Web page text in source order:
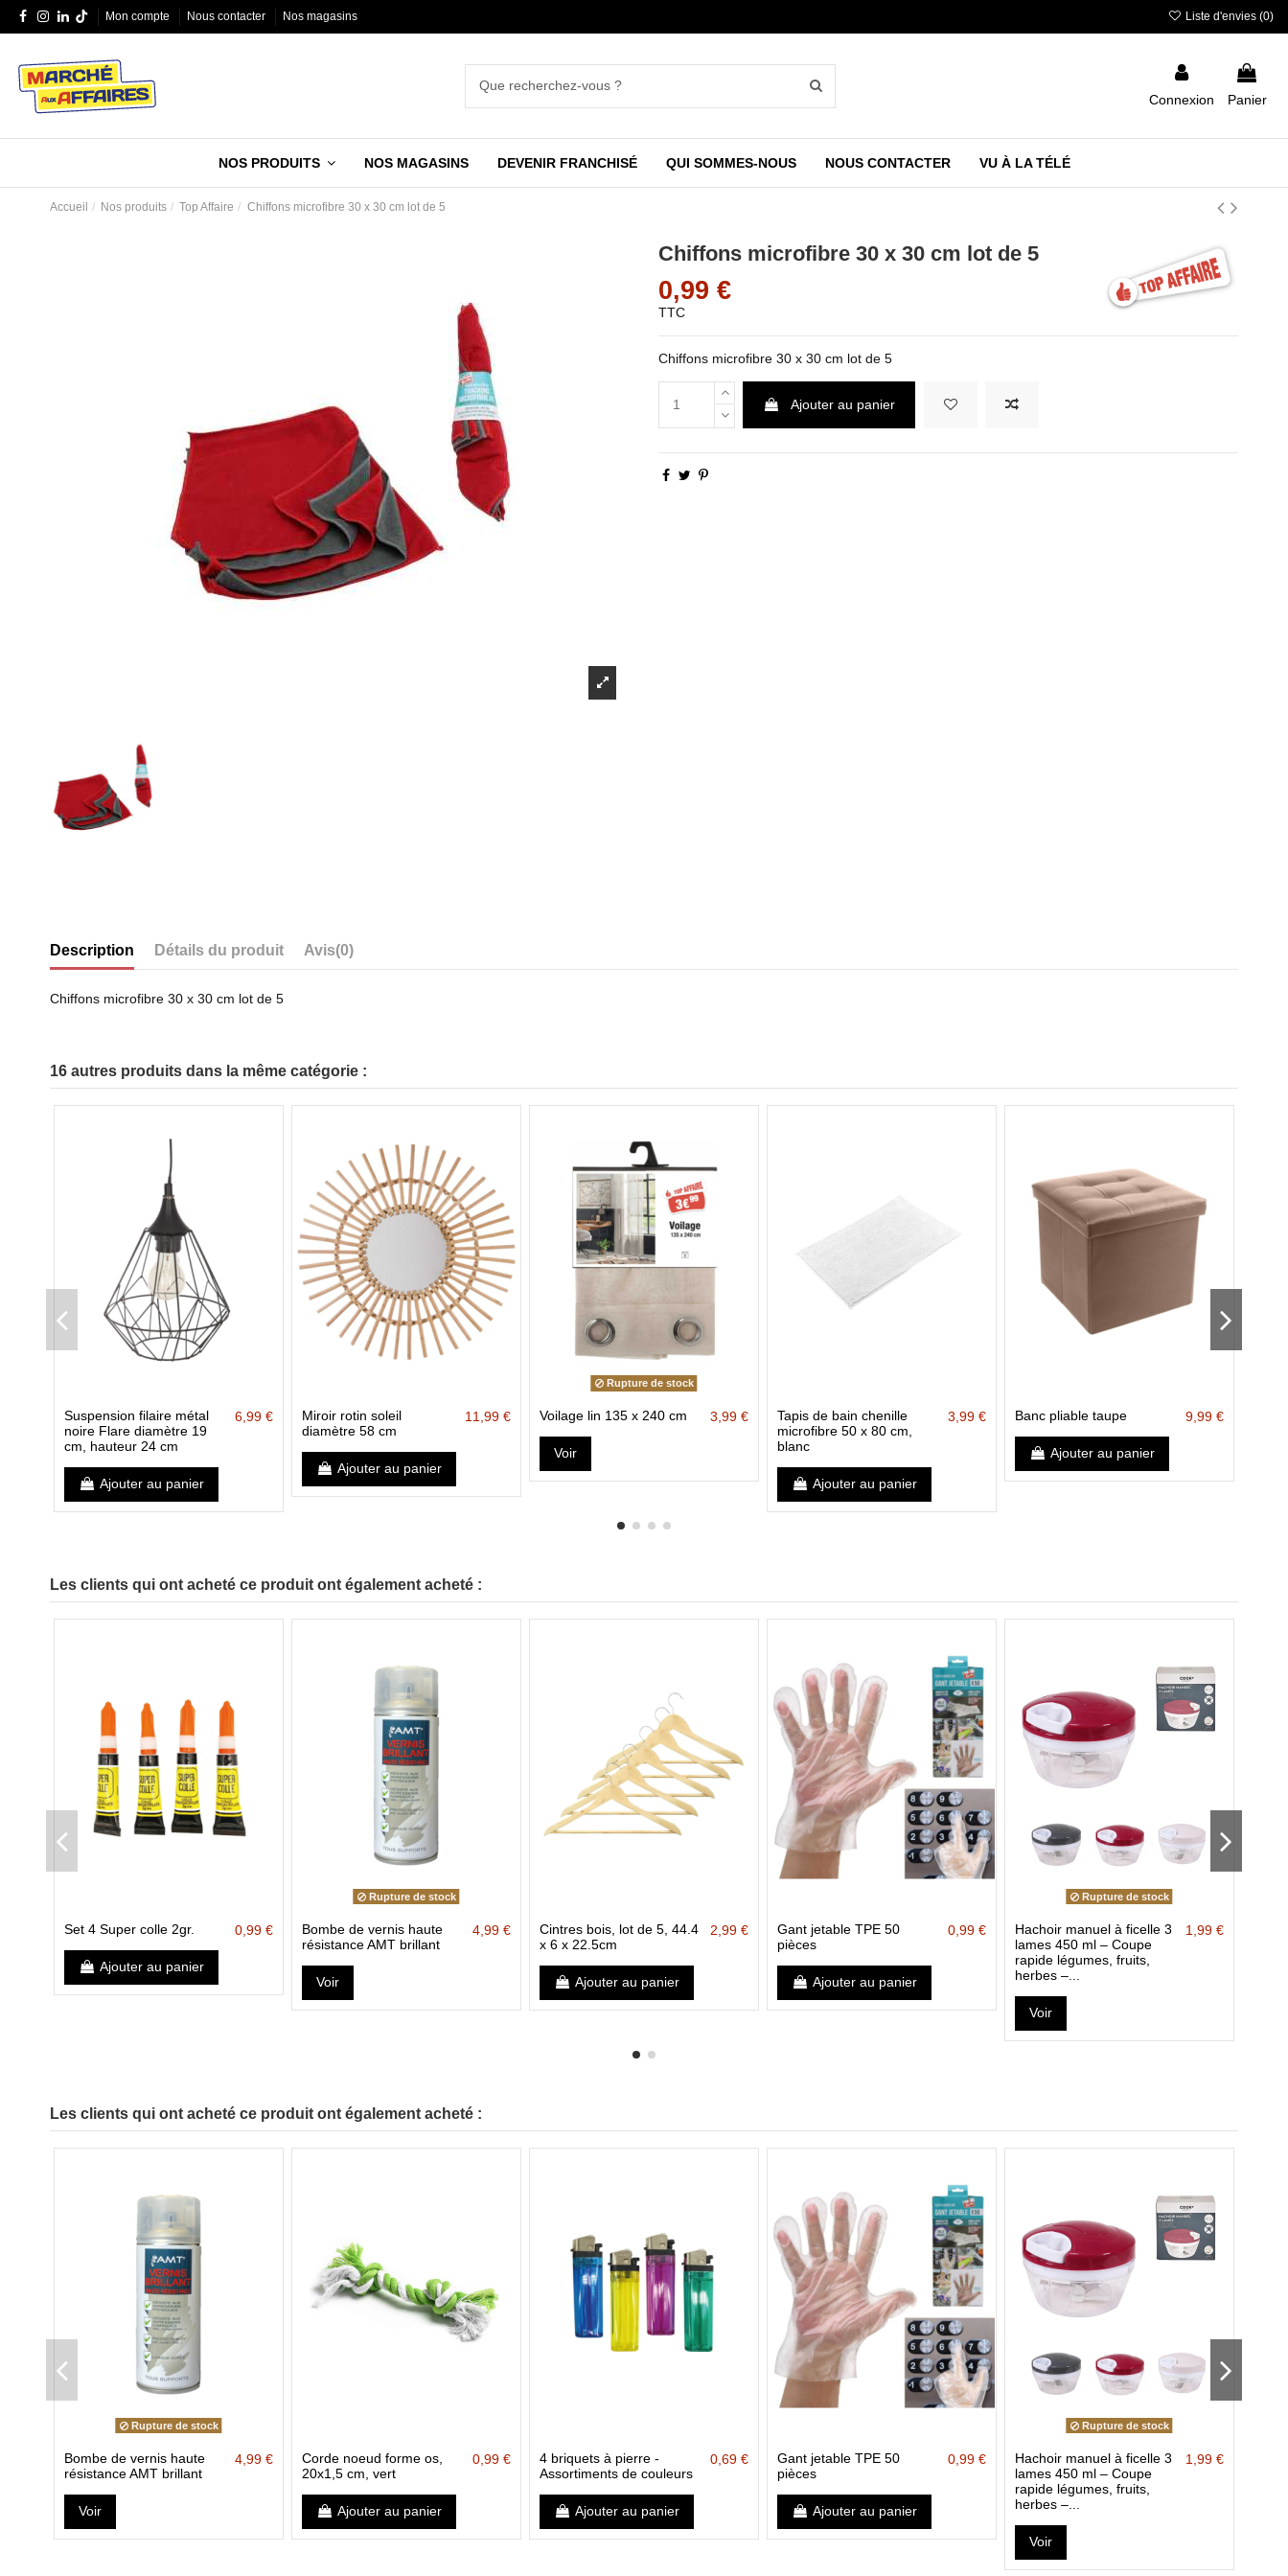
Mon compte Nous contacter Nos magasins Liste d'envies (0)
Connexion Panier
NOS PRODUITS NOS MAGASINS DEVENIR FRANCHISÉ QUI SOMMES-NOUS NOUS CONTACTER VU À LA TÉLÉ
Accueil Nos produits Top Affaire Chiffons microfibre 30 x 30 cm lot de 5
Chiffons microfibre 30 x 30 cm lot de 5
0,99 €
TTC
Chiffons microfibre 30 x 30 cm lot de 5
Ajouter au panier
Description Détails du produit Avis(0)
Chiffons microfibre 30 x 30 cm lot de 5
16 autres produits dans la même catégorie :
Suspension filaire métal
noire Flare diamètre 19
cm, hauteur 24 cm
6,99 €
Ajouter au panier
Miroir rotin soleil
diamètre 58 cm
11,99 €
Ajouter au panier
Rupture de stock
Voilage lin 135 x 240 cm 3,99 €
Voir
Tapis de bain chenille
microfibre 50 x 80 cm,
blanc
3,99 €
Ajouter au panier
Banc pliable taupe 9,99 €
Ajouter au panier
Les clients qui ont acheté ce produit ont également acheté :
Set 4 Super colle 2gr. 0,99 €
Ajouter au panier
Rupture de stock
Bombe de vernis haute
résistance AMT brillant
4,99 €
Voir
Cintres bois, lot de 5, 44.4
x 6 x 22.5cm
2,99 €
Ajouter au panier
Gant jetable TPE 50
pièces
0,99 €
Ajouter au panier
Rupture de stock
Hachoir manuel à ficelle 3
lames 450 ml – Coupe
rapide légumes, fruits,
herbes –...
1,99 €
Voir
Les clients qui ont acheté ce produit ont également acheté :
Rupture de stock
Bombe de vernis haute
résistance AMT brillant
4,99 €
Voir
Corde noeud forme os,
20x1,5 cm, vert
0,99 €
Ajouter au panier
4 briquets à pierre -
Assortiments de couleurs
0,69 €
Ajouter au panier
Gant jetable TPE 50
pièces
0,99 €
Ajouter au panier
Rupture de stock
Hachoir manuel à ficelle 3
lames 450 ml – Coupe
rapide légumes, fruits,
herbes –...
1,99 €
Voir